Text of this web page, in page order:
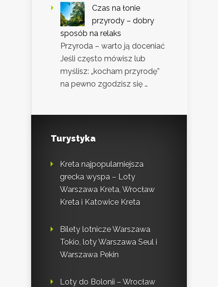
Czas na łonie
przyrody – dobry
sposób na relaks
Przyroda – warto ją doceniać
Jeśli często mówisz lub
myślisz: „kocham przyrodę”
na pewno zgodzisz się …
Turystyka
Kreta najpopularniejsza
grecka wyspa – Loty
Warszawa Kreta, Wrocław
Kreta i Katowice Kreta
Bilety lotnicze Warszawa
Tokio, loty Warszawa Seul i
Warszawa Pekin
Loty do Bolonii – Wrocław